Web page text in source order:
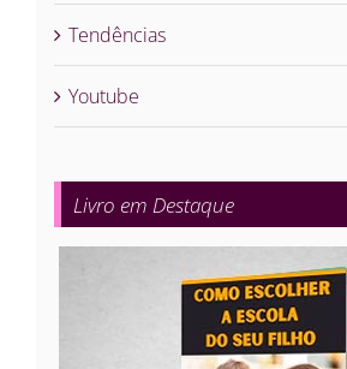
Tendências
Youtube
Livro em Destaque